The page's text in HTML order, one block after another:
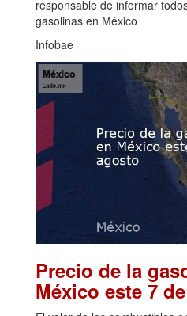
responsable de informar
gasolinas en México
Infobae
Precio de la
México este 7